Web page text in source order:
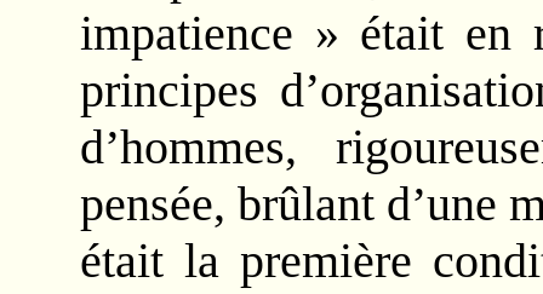
impatience » était en
principes
d’hommes,
pensée, brûlant d’une
était la première